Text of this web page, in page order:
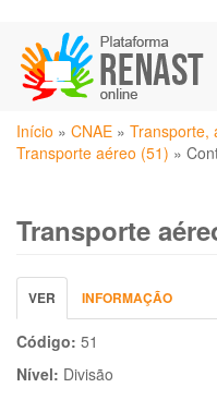
para
conteúdo
principal
Você
está
Início » CNAE » Transporte,
Transporte aéreo (51) »
Transporte
Abas
primárias
VER (ABA
ATIVA)
INFORMAÇÃO
Código: 51
Nível: Divisão